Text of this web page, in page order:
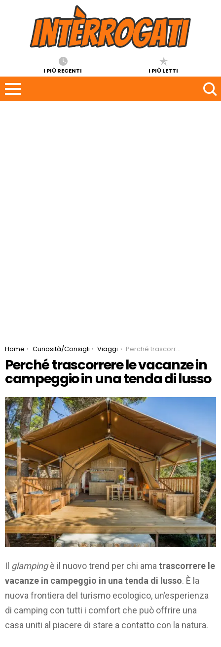
I PIÙ RECENTI I PIÙ LETTI
You are here:
Home Curiosità/Consigli Viaggi Perché trascorrere le vacanze in campeggio in una tenda di lusso
Perché trascorrere le vacanze in
campeggio in una tenda di lusso
Il glampingè il nuovo trend per chi ama trascorrere le
vacanze in campeggio in una tenda di lusso. È la
nuova frontiera del turismo ecologico, un’esperienza
di camping con tutti i comfort che può offrire una
casa uniti al piacere di stare a contatto con la natura.